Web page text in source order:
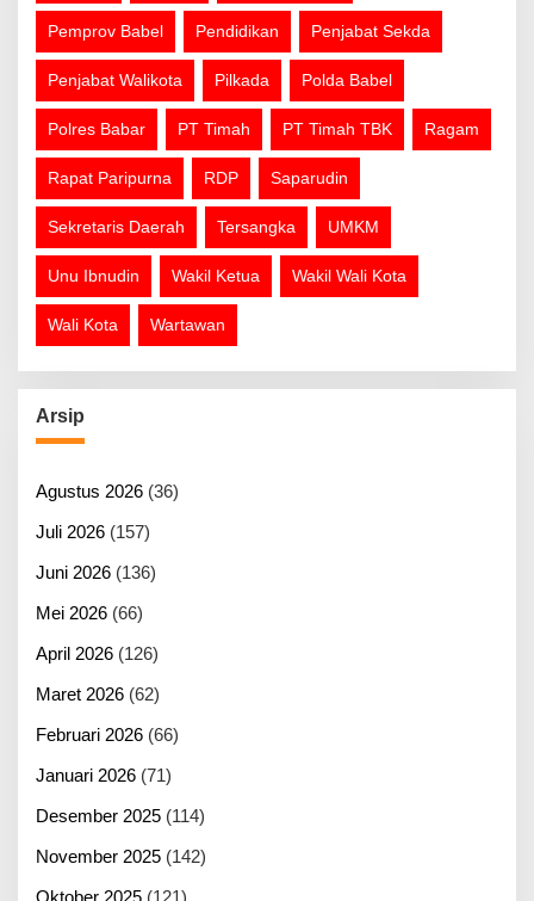
Pemprov Babel Pendidikan Penjabat Sekda
Penjabat Walikota Pilkada Polda Babel
Polres Babar PT Timah PT Timah TBK Ragam
Rapat Paripurna RDP Saparudin
Sekretaris Daerah Tersangka UMKM
Unu Ibnudin Wakil Ketua Wakil Wali Kota
Wali Kota Wartawan
Arsip
Agustus 2026 (36)
Juli 2026 (157)
Juni 2026 (136)
Mei 2026 (66)
April 2026 (126)
Maret 2026 (62)
Februari 2026 (66)
Januari 2026 (71)
Desember 2025 (114)
November 2025 (142)
Oktober 2025 (121)